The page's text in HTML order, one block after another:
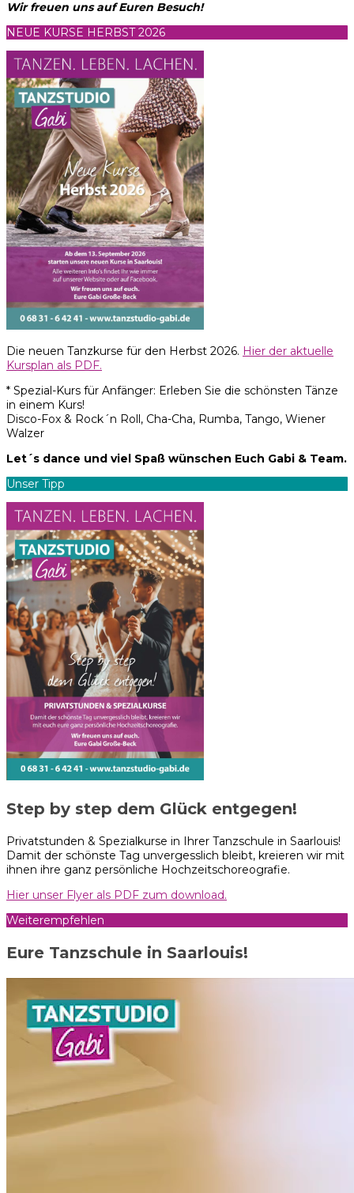
Wir freuen uns auf Euren Besuch!
NEUE KURSE HERBST 2026
Die neuen Tanzkurse für den Herbst 2026. Hier der aktuelle
Kursplan als PDF.
* Spezial-Kurs für Anfänger: Erleben Sie die schönsten Tänze
in einem Kurs!
Disco-Fox & Rock´n Roll, Cha-Cha, Rumba, Tango, Wiener
Walzer
Let´s dance und viel Spaß wünschen Euch Gabi & Team.
Unser Tipp
Step by step dem Glück entgegen!
Privatstunden & Spezialkurse in Ihrer Tanzschule in Saarlouis!
Damit der schönste Tag unvergesslich bleibt, kreieren wir mit
ihnen ihre ganz persönliche Hochzeitschoreografie.
Hier unser Flyer als PDF zum download.
Weiterempfehlen
Eure Tanzschule in Saarlouis!